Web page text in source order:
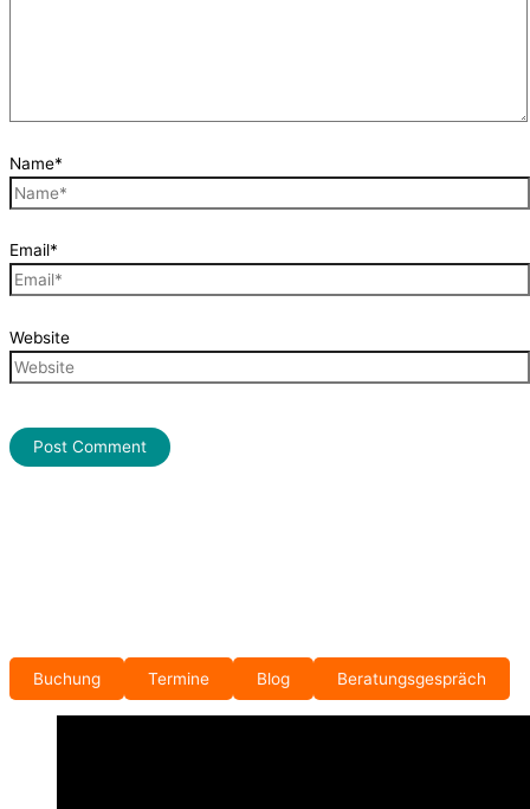
Buchung Termine Blog Beratungsgespräch
Name*
Email*
Website